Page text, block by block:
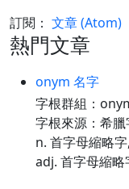
訂閱： 文章 (Atom)
熱門文章
onym 名字
字根群組：
字根來源：希
n. 首字母縮略
adj. 首字母縮